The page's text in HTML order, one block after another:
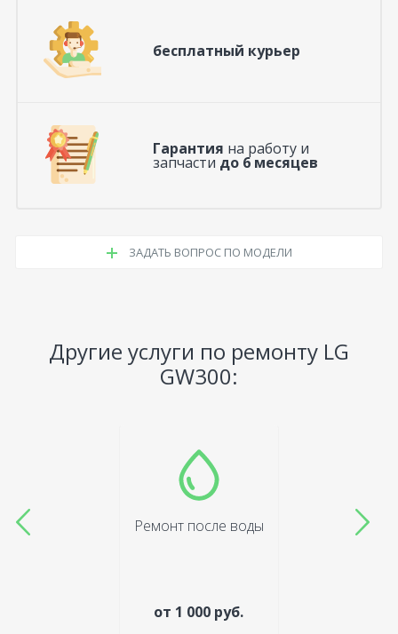
бесплатный курьер
Гарантия на работу и
запчасти до 6 месяцев
ЗАДАТЬ ВОПРОС ПО МОДЕЛИ
Другие услуги по ремонту LG
GW300:
Ремонт после воды
от 1 000 руб.